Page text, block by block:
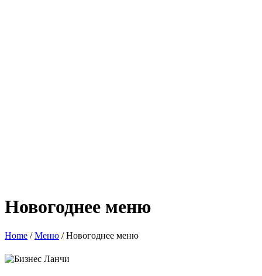
Новогоднее меню
Home /Меню /Новогоднее меню